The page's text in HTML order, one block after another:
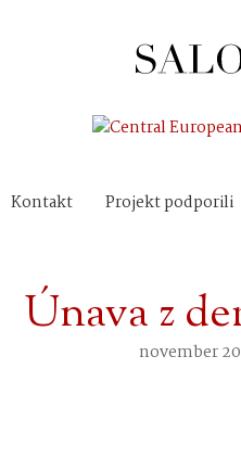
Kontakt Projekt podporili
Únava z
november